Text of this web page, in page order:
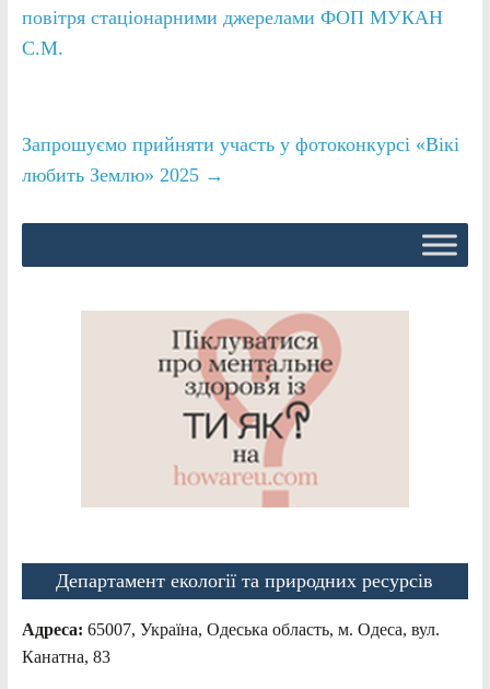
повітря стаціонарними джерелами ФОП МУКАН
С.М.
Запрошуємо прийняти участь у фотоконкурсі «Вікі
любить Землю» 2025 →
Департамент екології та природних ресурсів
Адреса: 65007, Україна, Одеська область, м. Одеса, вул.
Канатна, 83